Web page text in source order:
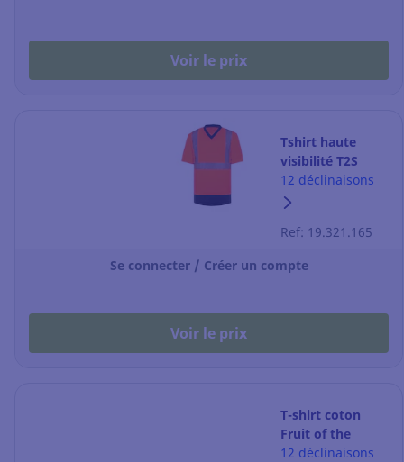
Voir le prix
Tshirt haute
visibilité T2S
Helium -
orange/noir -
12 déclinaisons
Ref: 19.321.165
Se connecter / Créer un compte
Voir le prix
T-shirt coton
Fruit of the
Loom SC230 -
12 déclinaisons